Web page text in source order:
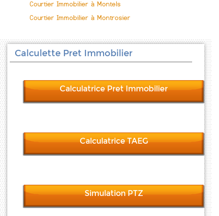
Courtier Immobilier à Montels
Courtier Immobilier à Montrosier
Calculette Pret Immobilier
Calculatrice Pret Immobilier
Calculatrice TAEG
Simulation PTZ